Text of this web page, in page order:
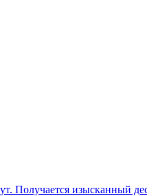
Получается изысканный